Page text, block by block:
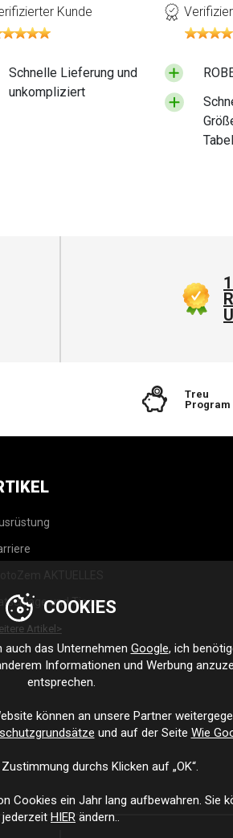
Kunde
Schnelle Lieferung und
unkompliziert
Treu
Program
und Tipps
Artikel>
COOKIES
das Unternehmen Google, ich
Informationen und Werbung
entsprechen.
können an unsere Partner
und auf der Seite Wie
durchs Klicken auf „OK“.
Cookies ein Jahr lang aufbewahren. Sie
jederzeit HIER ändern..